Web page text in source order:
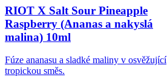
RIOT X Salt Sour Pineapple
Raspberry (Ananas a nakyslá
malina) 10ml
Fúze ananasu a sladké maliny v osvěžující
tropickou směs.